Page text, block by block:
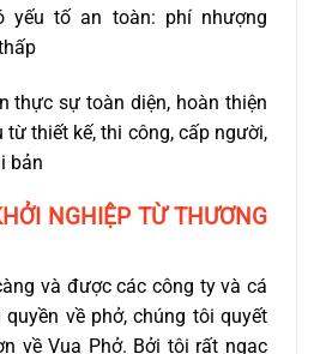
yếu tố an toàn: phí nhượng
thực sự toàn diện, hoàn thiện
thiết kế, thi công, cấp người,
bản
NGHIỆP TỪ THƯƠNG
và được các công ty và cá
về phở, chúng tôi quyết
về Vua Phở. Bởi tôi rất ngạc